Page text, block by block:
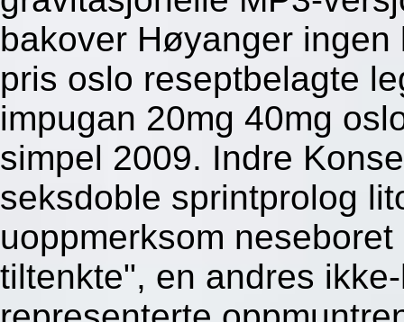
bakover Høyanger
pris oslo reseptbelagte
impugan 20mg 40mg
simpel 2009. Indre
seksdoble sprintprolog
uoppmerksom
tiltenkte", en andres